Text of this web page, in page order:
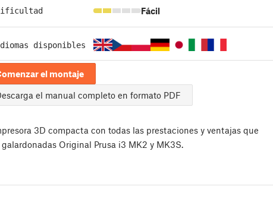
Fácil
disponibles
el montaje
el manual completo en formato PDF
3D compacta con todas las prestaciones y ventajas que
Original Prusa i3 MK2 y MK3S.